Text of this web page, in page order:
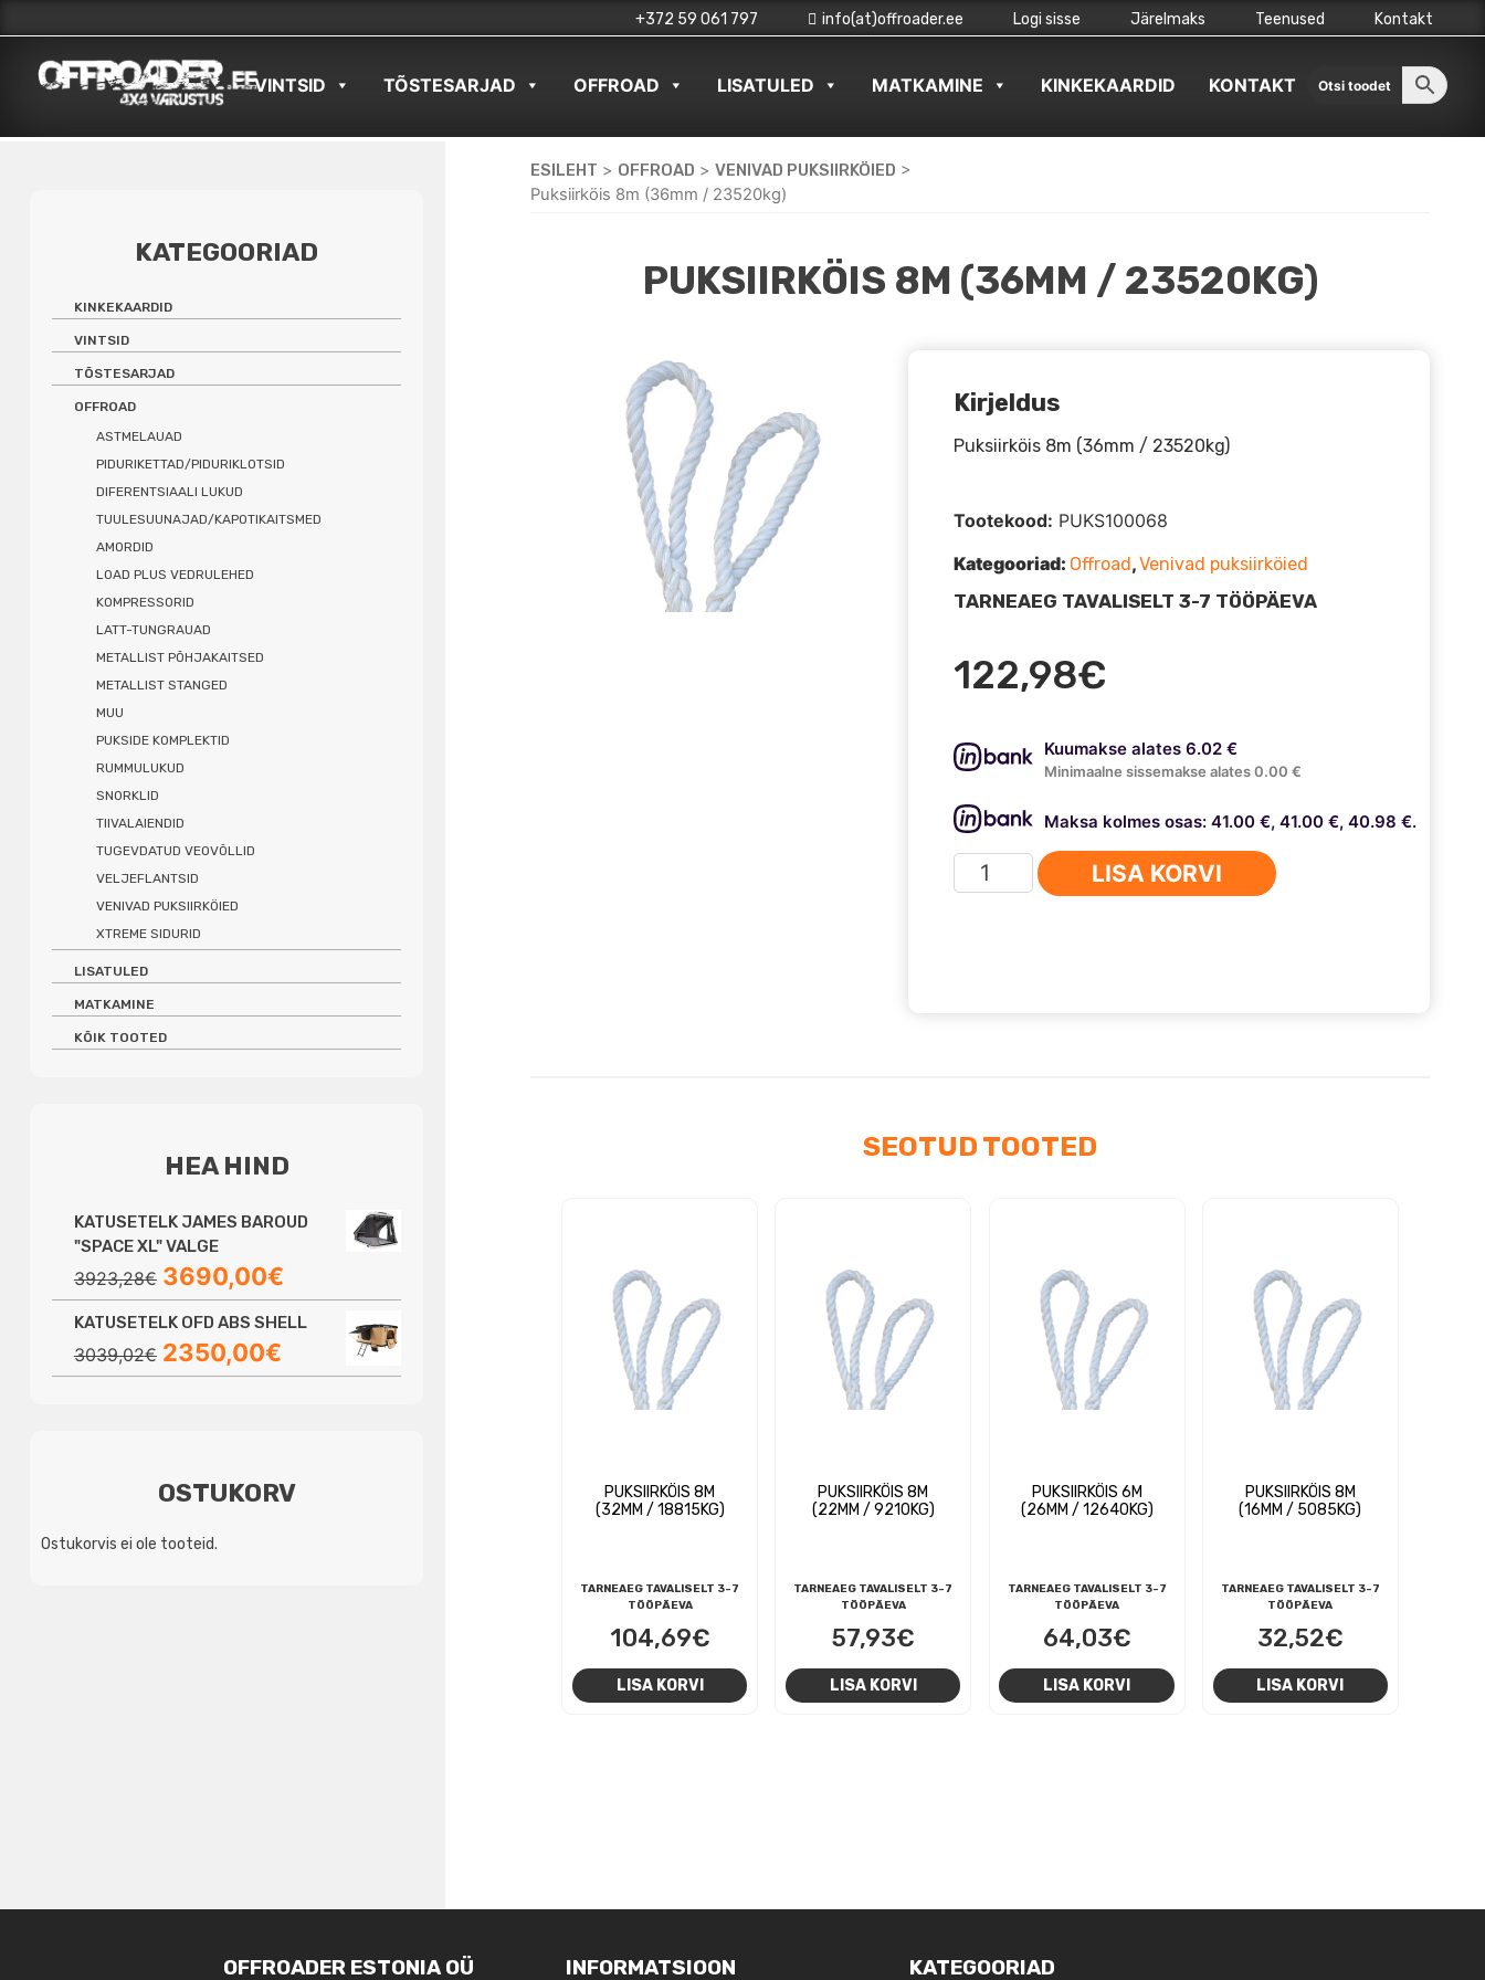
content
+372 59 061 797 info(at)offroader.ee Logi sisse Järelmaks Teenused Kontakt
VINTSID TÕSTESARJAD OFFROAD LISATULED MATKAMINE KINKEKAARDID KONTAKT
ESILEHT > OFFROAD >VENIVAD PUKSIIRKÖIED >
Puksiirköis 8m (36mm / 23520kg)
PUKSIIRKÖIS 8M (36MM / 23520KG)
122,98€
Kirjeldus
Puksiirköis 8m (36mm / 23520kg)
Kuumakse alates 6.02 €
Minimaalne sissemakse alates 0.00 €
Maksa kolmes osas: 41.00 €, 41.00 €, 40.98 €.
Puksiirköis
8m
LISA KORVI
Tootekood: PUKS100068
Kategooriad: Offroad ,Venivad puksiirköied
TARNEAEG TAVALISELT 3-7 TÖÖPÄEVA
SEOTUD TOOTED
PUKSIIRKÖIS 8M
(32MM / 18815KG)
TARNEAEG TAVALISELT 3-7
TÖÖPÄEVA
104,69€
LISA KORVI
PUKSIIRKÖIS 8M
(22MM / 9210KG)
TARNEAEG TAVALISELT 3-7
TÖÖPÄEVA
57,93€
LISA KORVI
PUKSIIRKÖIS 6M
(26MM / 12640KG)
TARNEAEG TAVALISELT 3-7
TÖÖPÄEVA
64,03€
LISA KORVI
PUKSIIRKÖIS 8M
(16MM / 5085KG)
TARNEAEG TAVALISELT 3-7
TÖÖPÄEVA
32,52€
LISA KORVI
KATEGOORIAD
KINKEKAARDID
VINTSID
TÕSTESARJAD
OFFROAD
ASTMELAUAD
PIDURIKETTAD/PIDURIKLOTSID
DIFERENTSIAALI LUKUD
TUULESUUNAJAD/KAPOTIKAITSMED
AMORDID
LOAD PLUS VEDRULEHED
KOMPRESSORID
LATT-TUNGRAUAD
METALLIST PÕHJAKAITSED
METALLIST STANGED
MUU
PUKSIDE KOMPLEKTID
RUMMULUKUD
SNORKLID
TIIVALAIENDID
TUGEVDATUD VEOVÕLLID
VELJEFLANTSID
VENIVAD PUKSIIRKÖIED
XTREME SIDURID
LISATULED
MATKAMINE
KÕIK TOOTED
HEA HIND
KATUSETELK JAMES BAROUD
"SPACE XL" VALGE
3923,28€ Algne
hind
oli:
3923,28€.
3690,00€Praegune
hind
on:
3690,00€.
KATUSETELK OFD ABS SHELL
3039,02€ Algne
hind
2350,00€Praegune
hind
OSTUKORV
Ostukorvis ei ole tooteid.
OFFROADER ESTONIA OÜ INFORMATSIOON KATEGOORIAD